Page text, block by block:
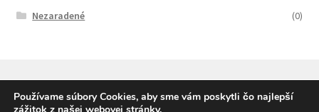
Nezaradené
(0)
Používame súbory Cookies, aby sme vám poskytli čo najlepší